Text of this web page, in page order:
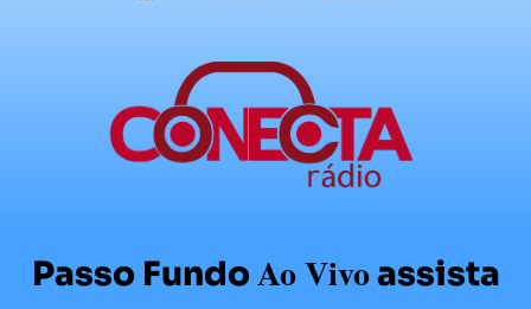
Passo FundoAo Vivoassista